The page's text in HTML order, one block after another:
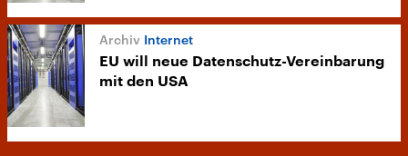
Internet
EU will neue Datenschutz-Vereinbarung
mit den USA